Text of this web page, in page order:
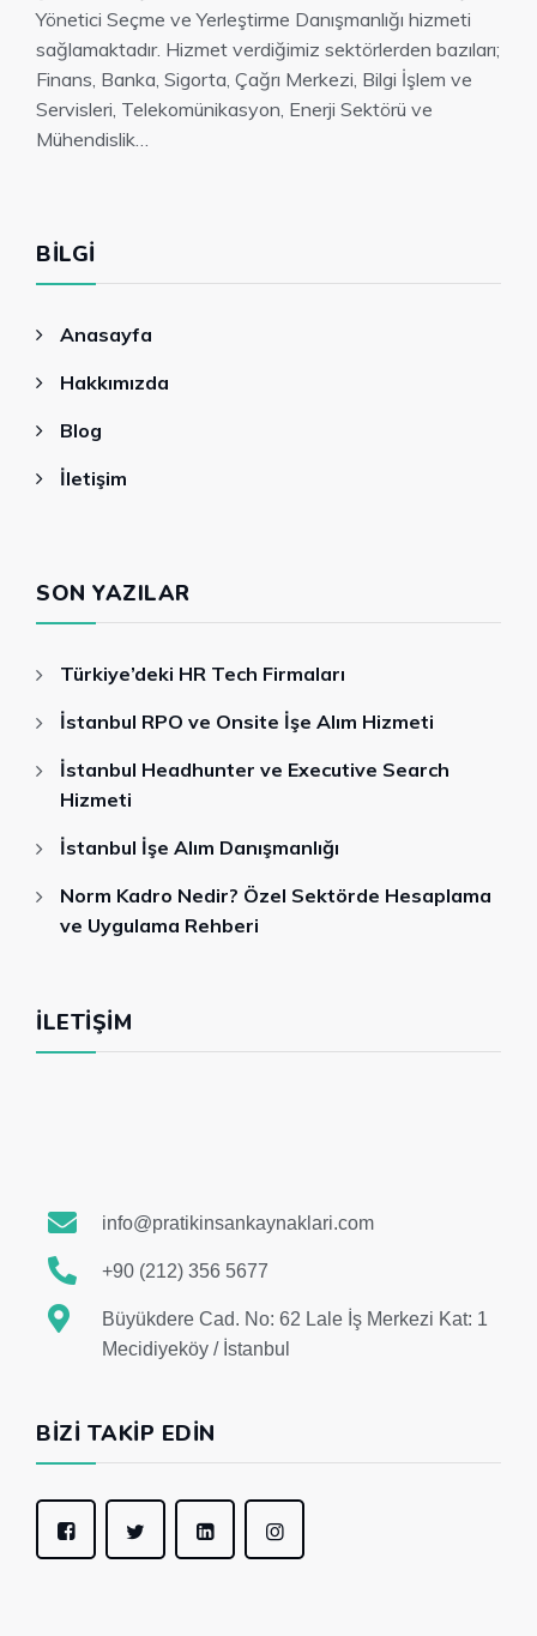
Yönetici Seçme ve Yerleştirme Danışmanlığı hizmeti
sağlamaktadır. Hizmet verdiğimiz sektörlerden bazıları;
Finans, Banka, Sigorta, Çağrı Merkezi, Bilgi İşlem ve
Servisleri, Telekomünikasyon, Enerji Sektörü ve
Mühendislik…
BILGI
Anasayfa
Hakkımızda
Blog
İletişim
SON YAZILAR
Türkiye’deki HR Tech Firmaları
İstanbul RPO ve Onsite İşe Alım Hizmeti
İstanbul Headhunter ve Executive Search
Hizmeti
İstanbul İşe Alım Danışmanlığı
Norm Kadro Nedir? Özel Sektörde Hesaplama
ve Uygulama Rehberi
İLETIŞIM
info@pratikinsankaynaklari.com
+90 (212) 356 5677
Büyükdere Cad. No: 62 Lale İş Merkezi Kat: 1
Mecidiyeköy / İstanbul
BIZI TAKIP EDIN